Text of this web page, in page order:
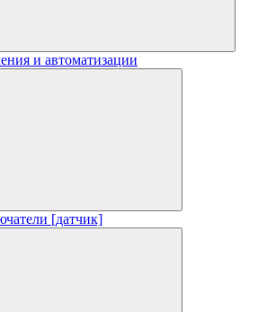
и автоматизации
[датчик]